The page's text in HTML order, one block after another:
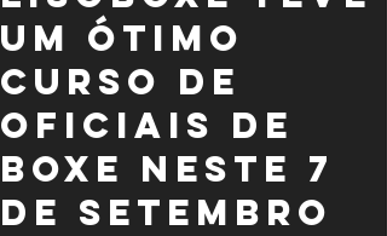
UM ÓTIMO
CURSO DE
OFICIAIS DE
BOXE NESTE 7
DE SETEMBRO